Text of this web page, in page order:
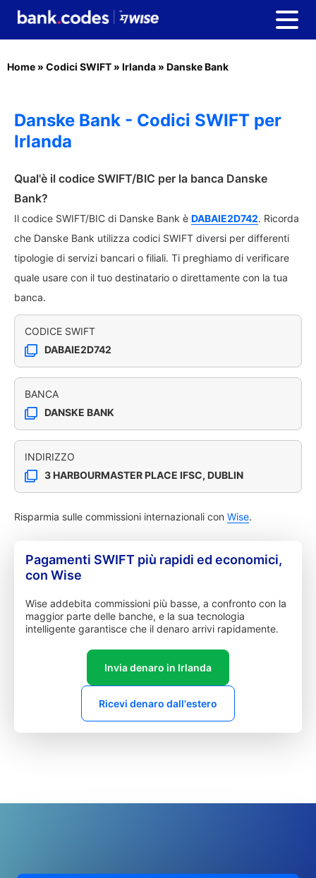
Home » Codici SWIFT » Irlanda » Danske Bank
Danske Bank - Codici SWIFT per
Irlanda
Qual'è il codice SWIFT/BIC per la banca Danske
Bank?
Il codice SWIFT/BIC di Danske Bank è DABAIE2D742. Ricorda
che Danske Bank utilizza codici SWIFT diversi per differenti
tipologie di servizi bancari o filiali. Ti preghiamo di verificare
quale usare con il tuo destinatario o direttamente con la tua
banca.
CODICE SWIFT
DABAIE2D742
BANCA
DANSKE BANK
INDIRIZZO
3 HARBOURMASTER PLACE IFSC, DUBLIN
Risparmia sulle commissioni internazionali con Wise.
Pagamenti SWIFT più rapidi ed economici,
con Wise
Wise addebita commissioni più basse, a confronto con la
maggior parte delle banche, e la sua tecnologia
intelligente garantisce che il denaro arrivi rapidamente.
Invia denaro in Irlanda
Ricevi denaro dall'estero